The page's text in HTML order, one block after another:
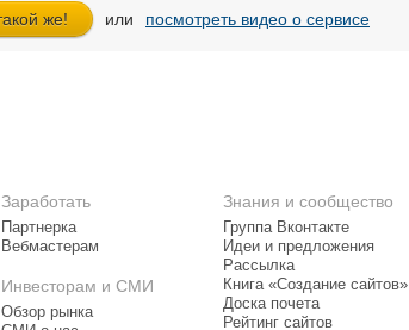
или посмотреть видео о сервисе
Заработать
Партнерка
Вебмастерам
Инвесторам и СМИ
Обзор рынка
Знания и сообщество
Группа Вконтакте
Идеи и предложения
Рассылка
Книга «Создание сайтов»
Доска почета
Рейтинг сайтов